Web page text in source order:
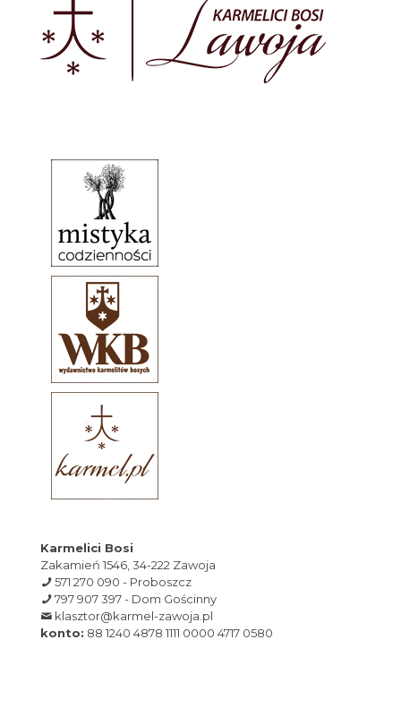
Karmelici Bosi
Zakamień 1546, 34-222 Zawoja
571 270 090 - Proboszcz
797 907 397 - Dom Gościnny
klasztor@karmel-zawoja.pl
konto: 88 1240 4878 1111 0000 4717 0580